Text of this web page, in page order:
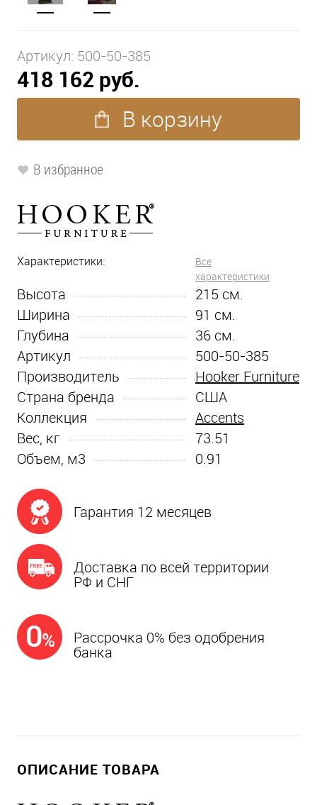
Артикул: 500-50-385
418 162 руб.
В корзину
В избранное
Характеристики:
Все
характеристики
Высота 215 см.
Ширина
91 см.
Глубина
36 см.
Артикул
500-50-385
Производитель
Hooker Furniture
Страна бренда
США
Коллекция
Accents
Вес, кг
73.51
Объем, м3
0.91
Гарантия 12 месяцев
Доставка по всей территории
РФ и СНГ
Рассрочка 0% без одобрения
банка
ОПИСАНИЕ ТОВАРА